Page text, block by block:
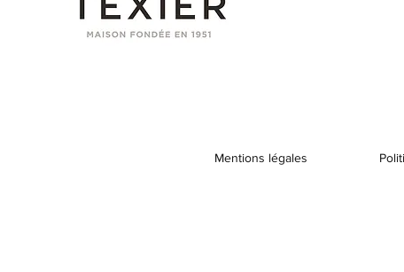
Mentions légales